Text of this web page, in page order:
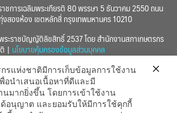
ชการเฉลิมพระเกียรติ 80 พรรษา 5 ธันวาคม 2550 ถนน
สองห้อง เขตหลักสี่ กรุงเทพมหานคร 10210
ราชบัญญัติลิขสิทธิ์ 2537 โดย สำนักงานสภาเกษตรกร
| นโยบายคุ้มครองข้อมูลส่วนบุคคล
รแห่งชาติมีการเก็บข้อมูลการใช้งาน
อนำเสนอเนื้อหาที่ดีและมี
มากยิ่งขึ้น โดยการเข้าใช้งาน
อนุญาต และยอมรับให้มีการใช้คุกกี้